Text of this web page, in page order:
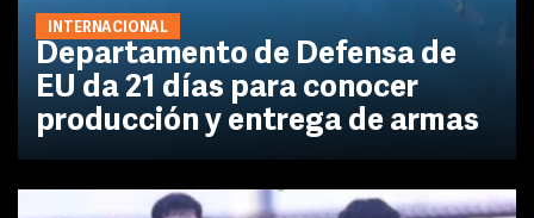
INTERNACIONAL
Departamento de Defensa de
EU da 21 días para conocer
producción y entrega de armas